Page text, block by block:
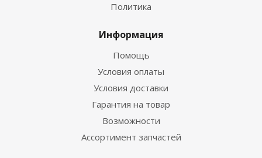
Политика
Информация
Помощь
Условия оплаты
Условия доставки
Гарантия на товар
Возможности
Ассортимент запчастей